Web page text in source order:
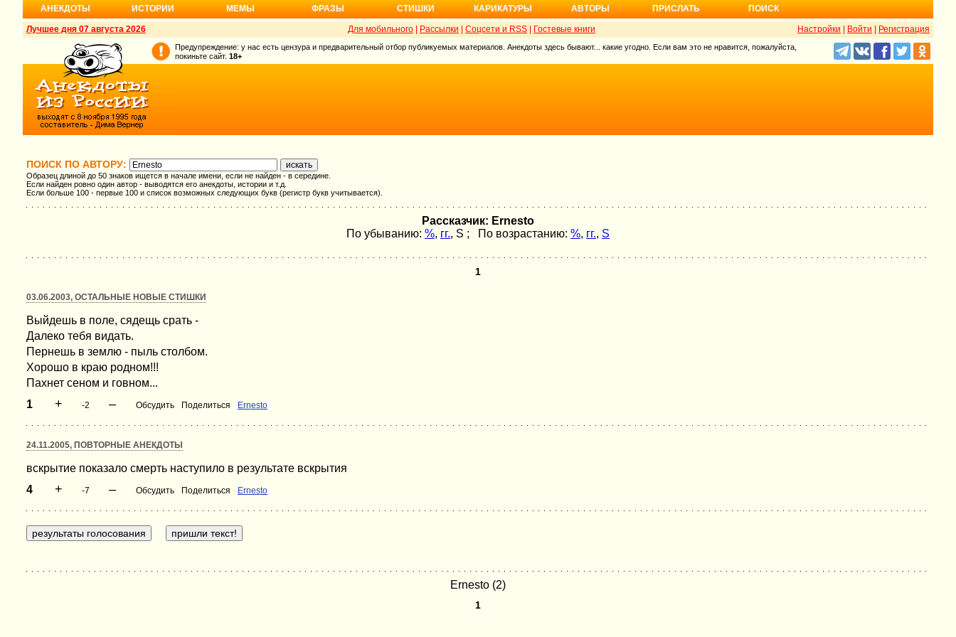
АНЕКДОТЫ ИСТОРИИ МЕМЫ ФРАЗЫ СТИШКИ КАРИКАТУРЫ АВТОРЫ ПРИСЛАТЬ ПОИСК
Лучшее дня 07 августа 2026 Настройки Войти Регистрация
Для мобильного Рассылки Соцсети и RSS Гостевые книги
Предупреждение: у нас есть цензура и предварительный отбор публикуемых материалов. Анекдоты здесь бывают... какие угодно. Если вам это не нравится, пожалуйста,
покиньте сайт. 18+
ПОИСК ПО АВТОРУ:
Образец длиной до 50 знаков ищется в начале имени, если не найден - в середине.
Если найден ровно один автор - выводятся его анекдоты, истории и т.д.
Если больше 100 - первые 100 и список возможных следующих букв (регистр букв учитывается).
Рассказчик: Ernesto
По убыванию: %, гг., S ; По возрастанию: %, гг., S
1
03.06.2003, ОСТАЛЬНЫЕ НОВЫЕ СТИШКИ
Выйдешь в поле, сядещь срать -
Далеко тебя видать.
Пернешь в землю - пыль столбом.
Хорошо в краю родном!!!
Пахнет сеном и говном...
1
+ -2 – Обсудить Поделиться Ernesto
24.11.2005, ПОВТОРНЫЕ АНЕКДОТЫ
вскрытие показало смерть наступило в результате вскрытия
4
+ -7 – Обсудить Поделиться Ernesto
Ernesto (2)
1